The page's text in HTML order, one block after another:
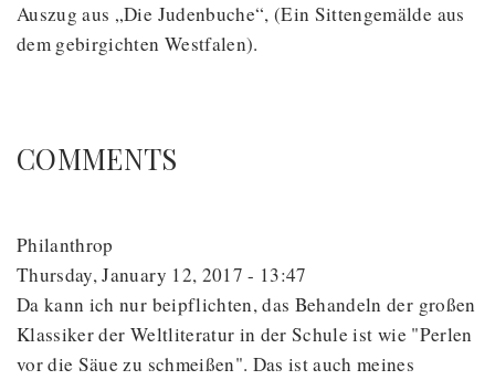
Auszug aus „Die Judenbuche“, (Ein Sittengemälde aus
dem gebirgichten Westfalen).
COMMENTS
Philanthrop
Thursday, January 12, 2017 - 13:47
Da kann ich nur beipflichten, das Behandeln der großen
Klassiker der Weltliteratur in der Schule ist wie "Perlen
vor die Säue zu schmeißen". Das ist auch meines